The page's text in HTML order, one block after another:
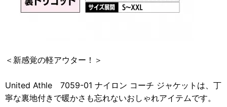
＜新感覚の軽アウター！＞
United Athle 7059-01 ナイロン コーチ ジャケットは、丁
寧な裏地付きで暖かさも忘れないおしゃれアイテムです。